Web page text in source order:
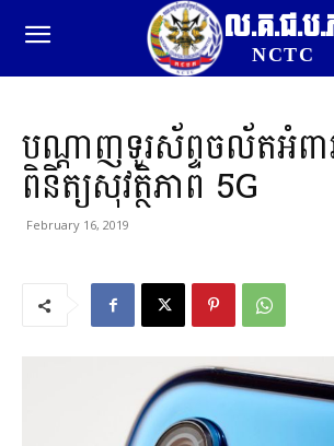
ល.គ.ជ.ប
NCTC
បណ្តាញទូរស័ព្ទចល័តអំពា
ពិនិត្យសុវត្ថិភាព 5G
February 16, 2019